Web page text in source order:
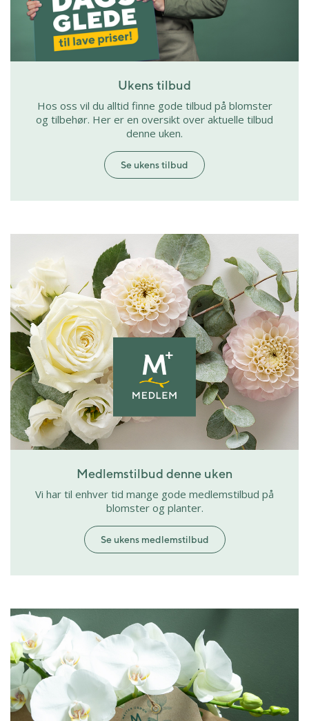
Ukens tilbud
Hos oss vil du alltid finne gode tilbud på blomster
og tilbehør. Her er en oversikt over aktuelle tilbud
denne uken.
Se ukens tilbud
Medlemstilbud denne uken
Vi har til enhver tid mange gode medlemstilbud på
blomster og planter.
Se ukens medlemstilbud